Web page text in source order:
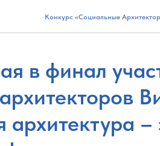
Конкурс «Социальные
в финал
–